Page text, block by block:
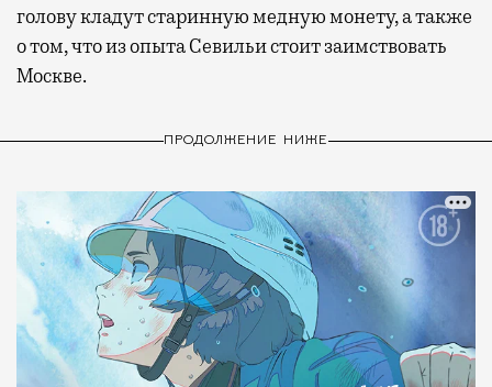
голову кладут старинную медную монету, а также
о том, что из опыта Севильи стоит заимствовать
Москве.
ПРОДОЛЖЕНИЕ НИЖЕ